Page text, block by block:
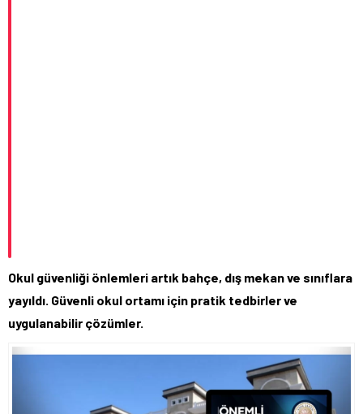
Okul güvenliği önlemleri artık bahçe, dış mekan ve sınıflara
yayıldı. Güvenli okul ortamı için pratik tedbirler ve
uygulanabilir çözümler.